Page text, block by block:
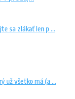
sa zlákať len p ...
už všetko má (a ...